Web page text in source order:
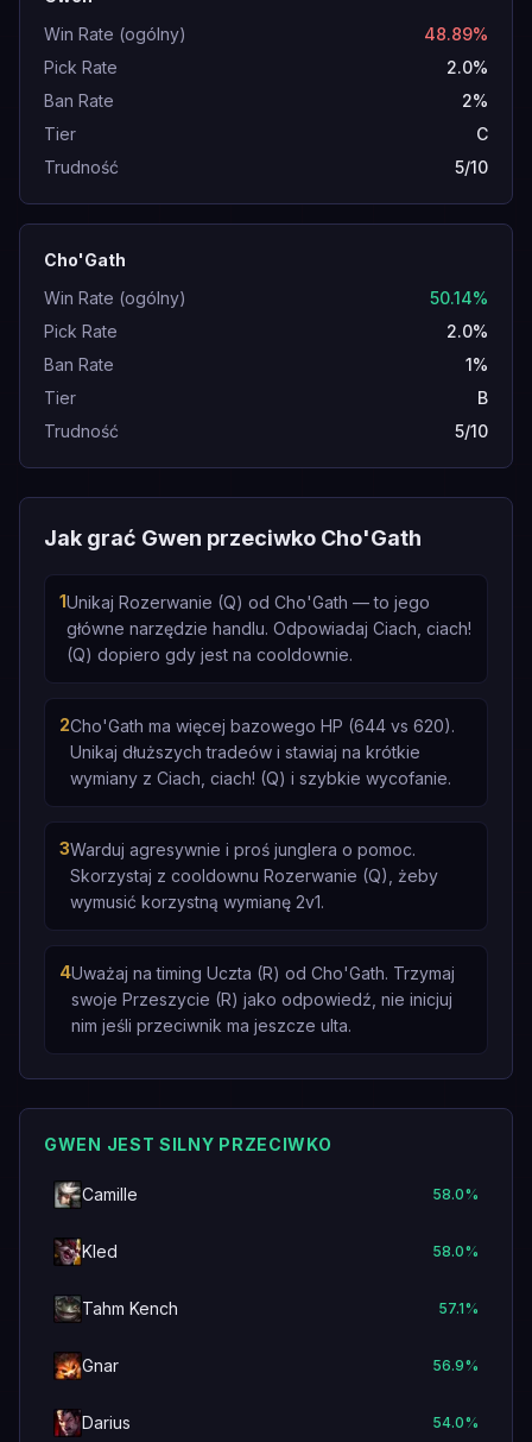
Win Rate (ogólny)
48.89%
Pick Rate
2.0%
Ban Rate
2%
Tier
C
Trudność
5/10
Cho'Gath
Win Rate (ogólny)
50.14%
Pick Rate
2.0%
Ban Rate
1%
Tier
B
Trudność
5/10
Jak grać Gwen przeciwko Cho'Gath
1Unikaj Rozerwanie (Q) od Cho'Gath — to jego
główne narzędzie handlu. Odpowiadaj Ciach, ciach!
(Q) dopiero gdy jest na cooldownie.
2Cho'Gath ma więcej bazowego HP (644 vs 620).
Unikaj dłuższych tradeów i stawiaj na krótkie
wymiany z Ciach, ciach! (Q) i szybkie wycofanie.
3Warduj agresywnie i proś junglera o pomoc.
Skorzystaj z cooldownu Rozerwanie (Q), żeby
wymusić korzystną wymianę 2v1.
4Uważaj na timing Uczta (R) od Cho'Gath. Trzymaj
swoje Przeszycie (R) jako odpowiedź, nie inicjuj
nim jeśli przeciwnik ma jeszcze ulta.
GWEN JEST SILNY PRZECIWKO
Camille 58.0%
Kled 58.0%
Tahm Kench 57.1%
Gnar 56.9%
Darius 54.0%